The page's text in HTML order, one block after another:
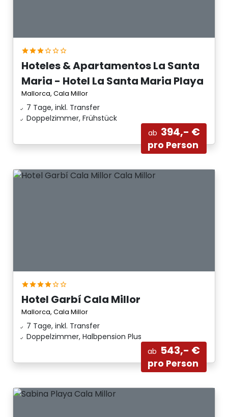
Hoteles & Apartamentos La Santa
Maria - Hotel La Santa Maria Playa
Mallorca, Cala Millor
7 Tage, inkl. Transfer
Doppelzimmer, Frühstück
ab 394,- €
pro Person
Hotel Garbí Cala Millor
Mallorca, Cala Millor
7 Tage, inkl. Transfer
Doppelzimmer, Halbpension Plus
ab 543,- €
pro Person